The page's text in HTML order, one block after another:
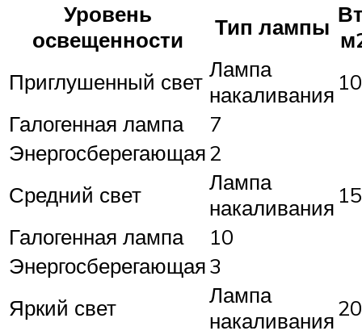
Уровень
освещенности
Тип лампы
Приглушенный свет Лампа
накаливания 10
Галогенная лампа
7
Энергосберегающая2
Средний свет
Лампа
накаливания 15
Галогенная лампа
10
Энергосберегающая3
Яркий свет
Лампа
накаливания20